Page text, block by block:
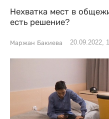
Нехватка мест в
есть решение?
Маржан Бакиева 20.09.2022,